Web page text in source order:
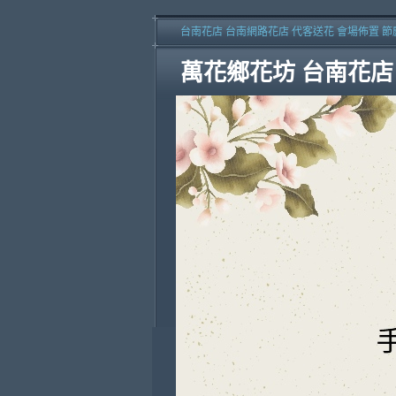
萬花鄉花坊 台南花店
台南花店 台南網路花店 代客送花 會場佈置